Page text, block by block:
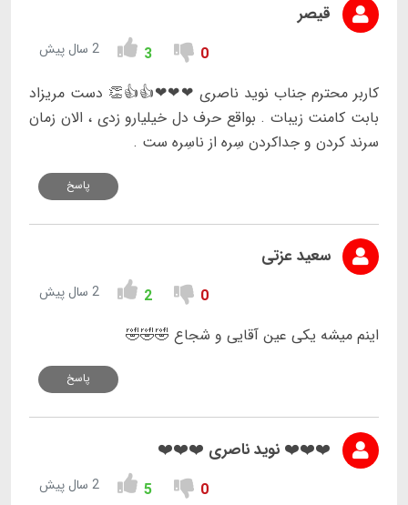
قیصر
0
3 2 سال پیش
کاربر محترم جناب نوید ناصری ❤❤❤👍👍👏 دست مریزاد
بابت کامنت زیبات . بواقع حرف دل خیلیارو زدی ، الان زمان
سرند کردن و جداکردن سِره از ناسِره ست .
پاسخ
سعید عزتی
0
2 2 سال پیش
اینم میشه یکی عین آقایی و شجاع 🤣🤣🤣
پاسخ
❤️❤️❤️ نوید ناصری ❤️❤️❤️
0
5 2 سال پیش